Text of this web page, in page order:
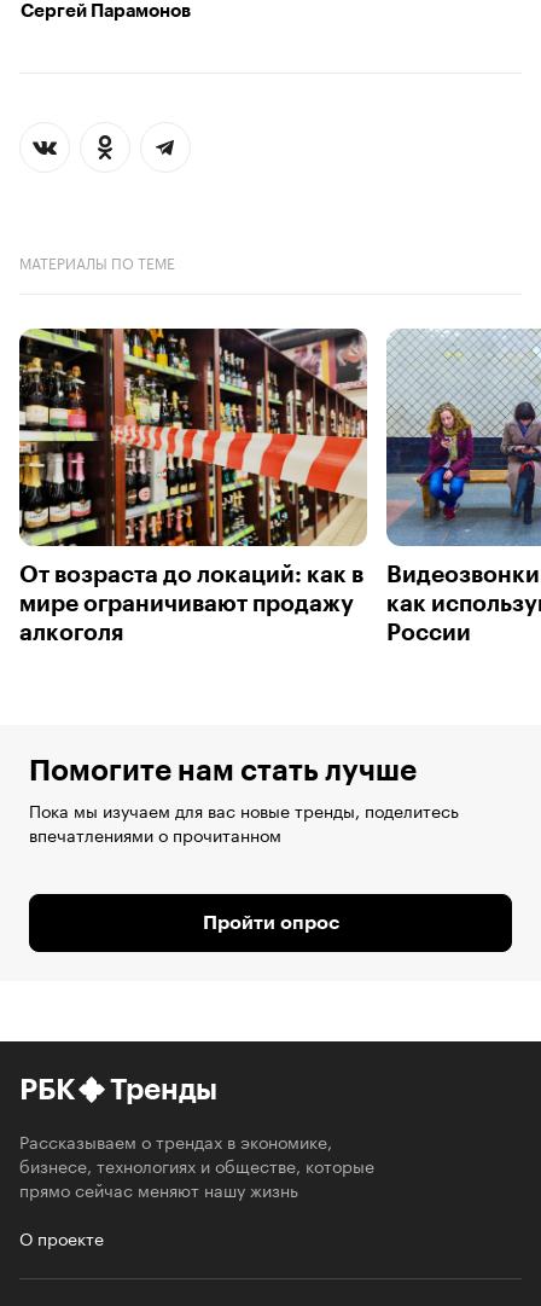
Сергей Парамонов
МАТЕРИАЛЫ ПО ТЕМЕ
От возраста до локаций: как в
мире ограничивают продажу
алкоголя
как
России
Помогите нам стать лучше
Пока мы изучаем для вас новые тренды, поделитесь
впечатлениями о прочитанном
Пройти опрос
РБК Тренды
Рассказываем о трендах в экономике,
бизнесе, технологиях и обществе, которые
прямо сейчас меняют нашу жизнь
О проекте